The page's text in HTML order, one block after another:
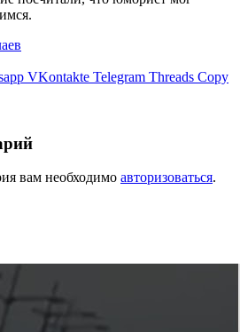
VKontakte Telegram Threads Copy
вам необходимо авторизоваться.